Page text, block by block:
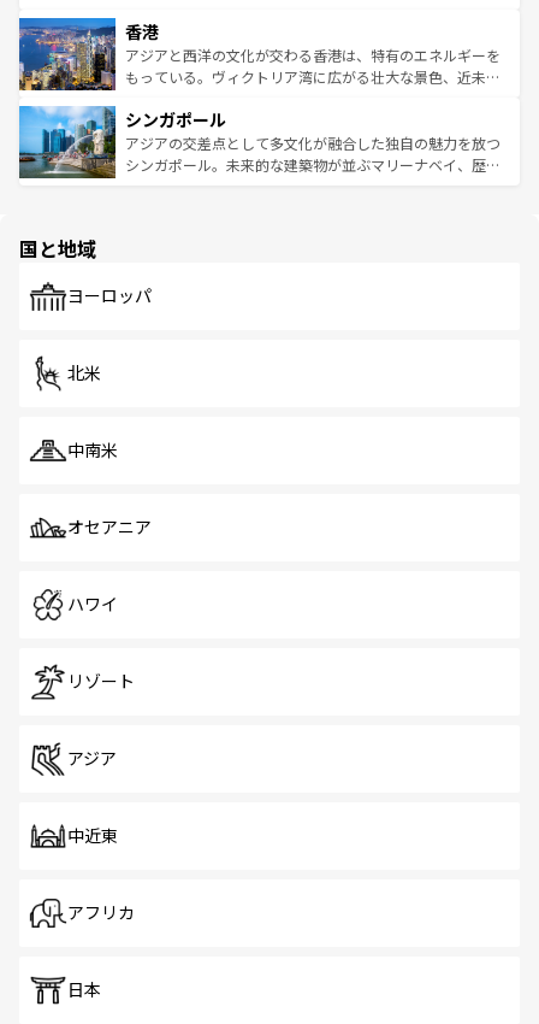
とつ。フォーやバインミー、ベトナムコーヒーなどは、ぜ
ひ現地で味わいたい。どの地域を訪れてもあたたかい人々
が旅行者を迎えてくれるので、きっと忘れられない旅にな
参照してほしい。
の活気が交差している。北部ではチェンマイなどの山岳地
帯で自然と触れ合い、南部ではプーケットやクラビの美し
いビーチでリゾート気分を楽しむことができる。タイ料理
激する。気候は一年中温暖で、どの季節にも異なる楽しみ
が待っている。親しみやすいタイの人々、仏教を中心とし
た文化、そして多様な観光資源が、訪れる旅人を魅了し続
香港
アジアと西洋の文化が交わる香港は、特有のエネルギーを
もっている。ヴィクトリア湾に広がる壮大な景色、近未来
み、どこを訪れても感動するはず。観光スポットが密集し
ており、効率よく見どころを回れるのも魅力。息をのむよ
うな絶景から文化的な体験まで、香港を存分に楽しみ尽く
シンガポール
アジアの交差点として多文化が融合した独自の魅力を放つ
シンガポール。未来的な建築物が並ぶマリーナベイ、歴史
で、ホーカーズは地元の風情を楽しめる外せないスポット
国と地域
ヨーロッパ
北米
中南米
オセアニア
ハワイ
リゾート
アジア
中近東
アフリカ
日本